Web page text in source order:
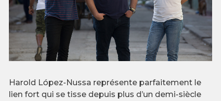
Harold López-Nussa représente parfaitement le
lien fort qui se tisse depuis plus d’un demi-siècle